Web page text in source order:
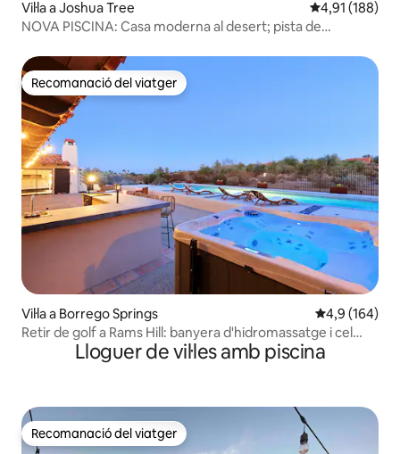
Vil·la a Joshua Tree 4,91 de
4,91 (188)
NOVA PISCINA: Casa moderna al desert; pista de
Recomanació del viatger
Recomanació del viatger
Vil·la a Borrego Springs 4,9 de
4,9 (164)
Retir de golf a Rams Hill: banyera d'hidromassatge i cel
Lloguer de vil·les amb piscina
Recomanació del viatger
Recomanació del viatger